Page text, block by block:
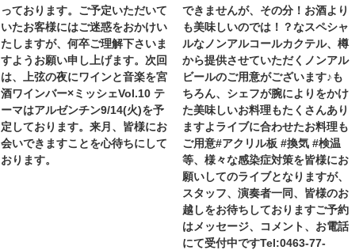
っております。ご予定いただいて
いたお客様にはご迷惑をおかけい
たしますが、何卒ご理解下さいま
すようお願い申し上げます。次回
は、上弦の夜にワインと音楽を宮
酒ワインバー×ミッシェVol.10 テ
ーマはアルゼンチン9/14(火)を予
定しております。来月、皆様にお
会いできますことを心待ちにして
おります。
できませんが、その分！お酒より
も美味しいのでは！？なスペシャ
ルなノンアルコールカクテル、樽
から提供させていただくノンアル
ビールのご用意がございます♪も
ちろん、シェフが腕によりをかけ
た美味しいお料理もたくさんあり
ますよライブに合わせたお料理も
ご用意#アクリル板 #換気 #検温
等、様々な感染症対策を皆様にお
願いしてのライブとなりますが、
スタッフ、演奏者一同、皆様のお
越しをお待ちしておりますご予約
はメッセージ、コメント、お電話
にて受付中ですTel:0463-77-